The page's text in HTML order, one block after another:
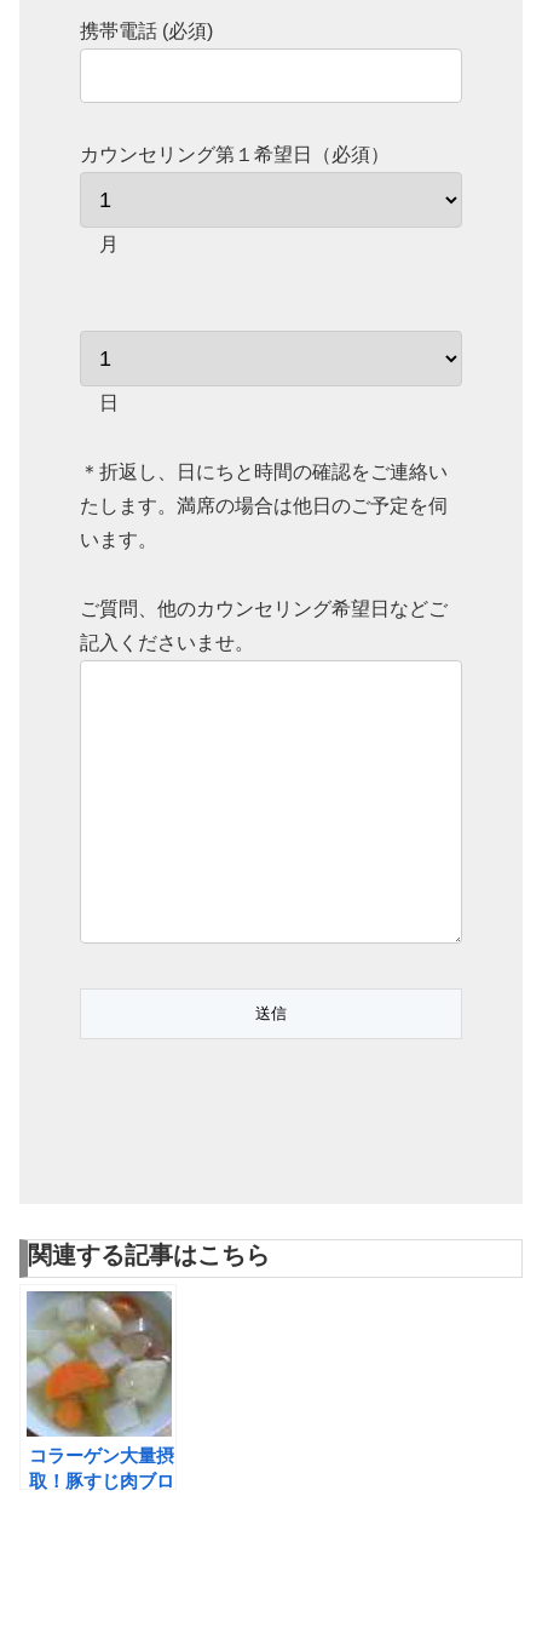
携帯電話 (必須)
カウンセリング第１希望日（必須）
月
日
＊折返し、日にちと時間の確認をご連絡い
たします。満席の場合は他日のご予定を伺
います。
ご質問、他のカウンセリング希望日などご
記入くださいませ。
関連する記事はこちら
コラーゲン大量摂
取！豚すじ肉ブロ